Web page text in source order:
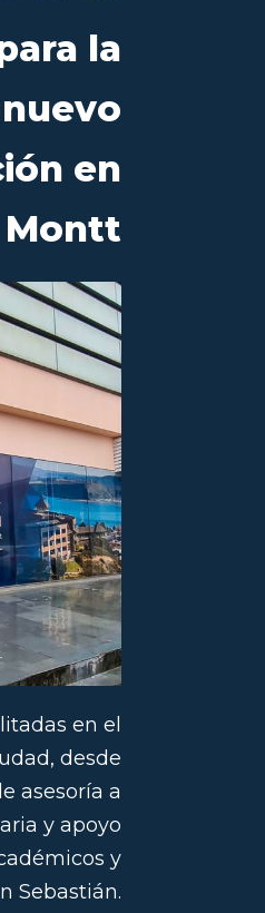
la
en
Montt
en el
desde
asesoría a
y apoyo
y
Sebastián.